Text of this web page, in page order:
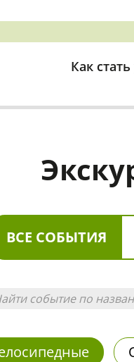
Как
ВСЕ СОБЫТИЯ